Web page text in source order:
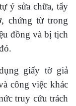
ý sửa chữa, tẩy
chứng từ trong
đồng và bị tịch
giấy tờ giả
công việc khác
truy cứu trách